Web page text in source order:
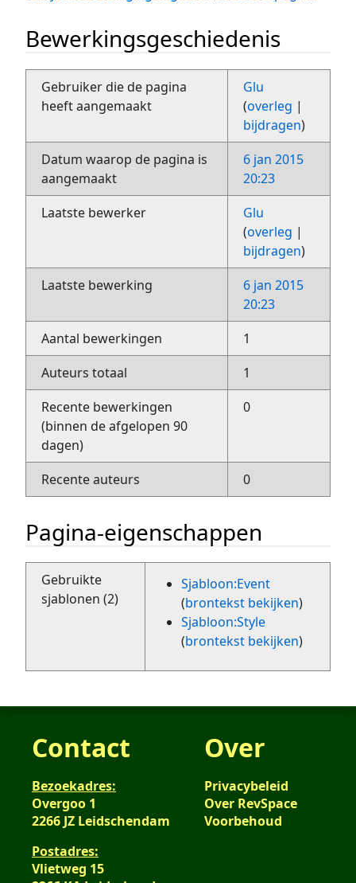
Bewerkingsgeschiedenis
Gebruiker die de pagina
heeft aangemaakt
Glu
(overleg |
bijdragen)
Datum waarop de pagina is
aangemaakt
6 jan 2015
20:23
Laatste bewerker
Glu
(overleg |
bijdragen)
Laatste bewerking
6 jan 2015
20:23
Aantal bewerkingen
1
Auteurs totaal
1
Recente bewerkingen
(binnen de afgelopen 90
dagen)
0
Recente auteurs 0
Pagina-eigenschappen
Gebruikte
sjablonen (2)
Sjabloon:Event
(brontekst bekijken)
Sjabloon:Style
(brontekst bekijken)
Contact
Bezoekadres:
Overgoo 1
2266 JZ Leidschendam
Postadres:
Vlietweg 15
Over
Privacybeleid
Over RevSpace
Voorbehoud